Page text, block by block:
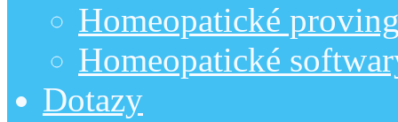
Homeopatické
Homeopatické
Dotazy